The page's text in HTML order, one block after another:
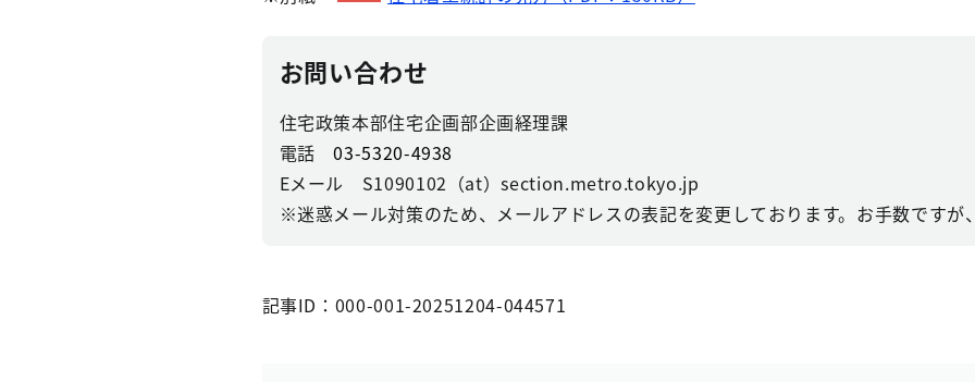
お問い合わせ
住宅政策本部住宅企画部企画経理課
電話03-5320-4938
Eメール S1090102（at）section.metro.tokyo.jp
※迷惑メール対策のため、メールアドレスの表記を変更しております。お手数ですが
記事ID：000-001-20251204-044571